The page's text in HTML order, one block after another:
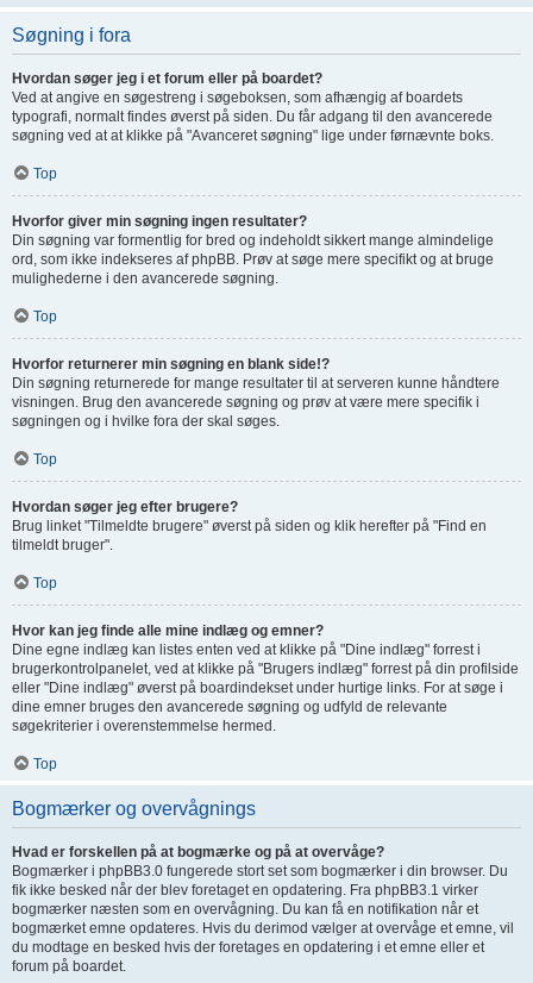
Søgning i fora
Hvordan søger jeg i et forum eller på boardet?
Ved at angive en søgestreng i søgeboksen, som afhængig af boardets
typografi, normalt findes øverst på siden. Du får adgang til den avancerede
søgning ved at at klikke på "Avanceret søgning" lige under førnævnte boks.
Top
Hvorfor giver min søgning ingen resultater?
Din søgning var formentlig for bred og indeholdt sikkert mange almindelige
ord, som ikke indekseres af phpBB. Prøv at søge mere specifikt og at bruge
mulighederne i den avancerede søgning.
Top
Hvorfor returnerer min søgning en blank side!?
Din søgning returnerede for mange resultater til at serveren kunne håndtere
visningen. Brug den avancerede søgning og prøv at være mere specifik i
søgningen og i hvilke fora der skal søges.
Top
Hvordan søger jeg efter brugere?
Brug linket "Tilmeldte brugere" øverst på siden og klik herefter på "Find en
tilmeldt bruger".
Top
Hvor kan jeg finde alle mine indlæg og emner?
Dine egne indlæg kan listes enten ved at klikke på "Dine indlæg" forrest i
brugerkontrolpanelet, ved at klikke på "Brugers indlæg" forrest på din profilside
eller "Dine indlæg" øverst på boardindekset under hurtige links. For at søge i
dine emner bruges den avancerede søgning og udfyld de relevante
søgekriterier i overenstemmelse hermed.
Top
Bogmærker og overvågnings
Hvad er forskellen på at bogmærke og på at overvåge?
Bogmærker i phpBB3.0 fungerede stort set som bogmærker i din browser. Du
fik ikke besked når der blev foretaget en opdatering. Fra phpBB3.1 virker
bogmærker næsten som en overvågning. Du kan få en notifikation når et
bogmærket emne opdateres. Hvis du derimod vælger at overvåge et emne, vil
du modtage en besked hvis der foretages en opdatering i et emne eller et
forum på boardet.